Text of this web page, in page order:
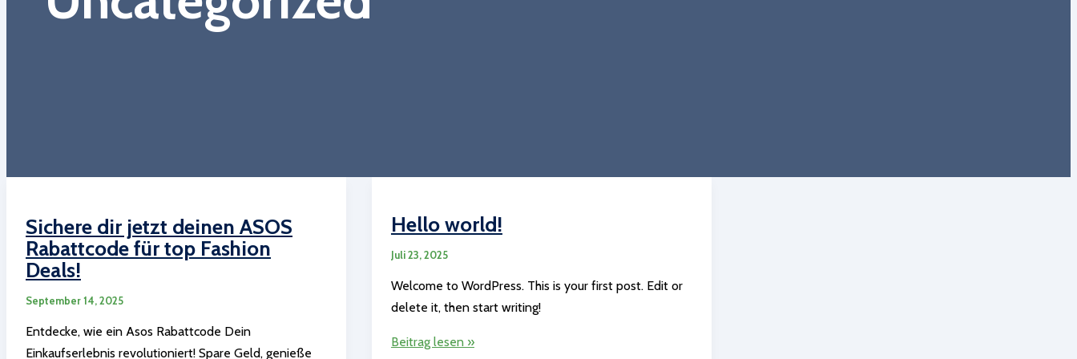
Sichere dir jetzt deinen ASOS
Rabattcode für top Fashion
Deals!
September 14, 2025
Entdecke, wie ein Asos Rabattcode Dein
Einkaufserlebnis revolutioniert! Spare Geld, genieße
Hello world!
Juli 23, 2025
Welcome to WordPress. This is your first post. Edit or
delete it, then start writing!
Hello
Beitrag lesen »